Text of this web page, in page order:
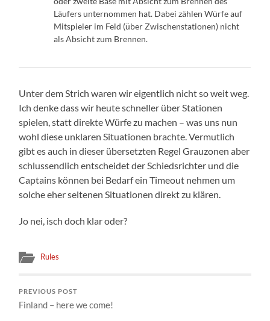
Läufers unternommen hat. Dabei zählen Würfe auf
Mitspieler im Feld (über Zwischenstationen) nicht
als Absicht zum Brennen.
Unter dem Strich waren wir eigentlich nicht so weit weg.
Ich denke dass wir heute schneller über Stationen
spielen, statt direkte Würfe zu machen – was uns nun
wohl diese unklaren Situationen brachte. Vermutlich
gibt es auch in dieser übersetzten Regel Grauzonen aber
schlussendlich entscheidet der Schiedsrichter und die
Captains können bei Bedarf ein Timeout nehmen um
solche eher seltenen Situationen direkt zu klären.
Jo nei, isch doch klar oder?
Rules
PREVIOUS POST
Finland – here we come!